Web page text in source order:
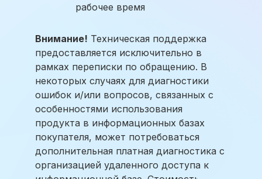
рабочее время
Внимание! Техническая поддержка
предоставляется исключительно в
рамках переписки по обращению. В
некоторых случаях для диагностики
ошибок и/или вопросов, связанных с
особенностями использования
продукта в информационных базах
покупателя, может потребоваться
дополнительная платная диагностика с
организацией удаленного доступа к